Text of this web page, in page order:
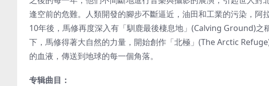
逢空前的危難。人類開發的腳步不斷逼近，油田和工業的污染，阿
10年後，馬修再度深入有「馴鹿最後棲息地」(Calving Ground)
下，馬修得著大自然的力量，開始創作「北極」(The Arctic
的血液，傳送到地球的每一個角落。
专辑曲目：